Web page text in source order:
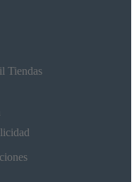
Tiendas